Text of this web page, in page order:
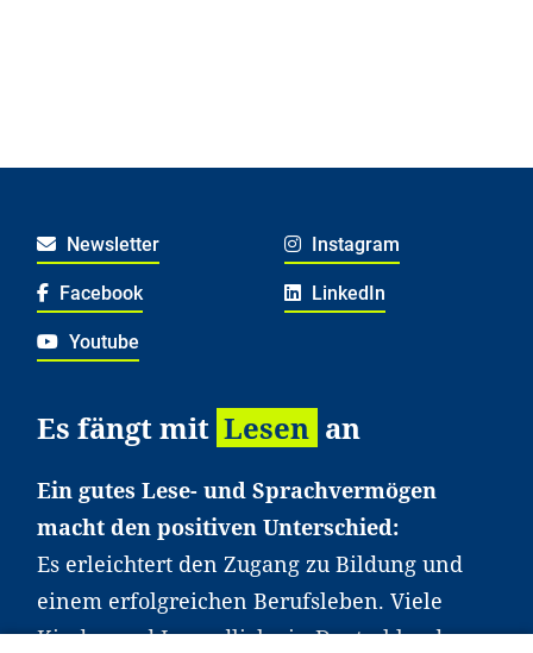
Newsletter Instagram
Facebook LinkedIn
Youtube
Es fängt mit Lesen an
Ein gutes Lese- und Sprachvermögen
macht den positiven Unterschied:
Es erleichtert den Zugang zu Bildung und
einem erfolgreichen Berufsleben. Viele
Kinder und Jugendliche in Deutschland